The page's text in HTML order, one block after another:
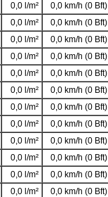
0,0 l/m² 0,0 km/h (0 Bft)
0,0 l/m² 0,0 km/h (0 Bft)
0,0 l/m² 0,0 km/h (0 Bft)
0,0 l/m² 0,0 km/h (0 Bft)
0,0 l/m² 0,0 km/h (0 Bft)
0,0 l/m² 0,0 km/h (0 Bft)
0,0 l/m² 0,0 km/h (0 Bft)
0,0 l/m² 0,0 km/h (0 Bft)
0,0 l/m² 0,0 km/h (0 Bft)
0,0 l/m² 0,0 km/h (0 Bft)
0,0 l/m² 0,0 km/h (0 Bft)
0,0 l/m² 0,0 km/h (0 Bft)